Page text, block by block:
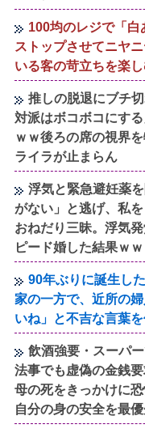
100均のレジで「
ストップさせてニヤ
いる客の苛立ちを楽
推しの脱退にブチ
対派はボコボコにす
ｗｗ後ろの席の視界
ライラが止まらん
浮気と緊急避妊薬
がない」と逃げ、私
おねだり三昧。浮気
ピード婚した結果ｗ
90年ぶりに誕生し
家の一方で、近所の
いね」と不吉な言葉
飲酒強要・スーパ
法事でも虚偽の金銭
母の死をきっかけに
自分の身の安全を最